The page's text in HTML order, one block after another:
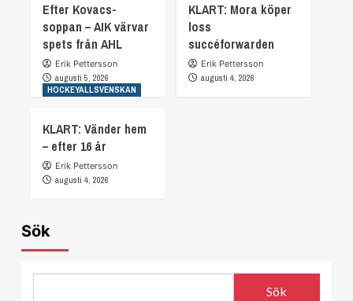
Efter Kovacs-
soppan – AIK värvar
spets från AHL
Erik Pettersson
augusti 5, 2026
KLART: Mora köper
loss
succéforwarden
Erik Pettersson
augusti 4, 2026
HOCKEYALLSVENSKAN
KLART: Vänder hem
– efter 16 år
Erik Pettersson
augusti 4, 2026
Sök
Sök